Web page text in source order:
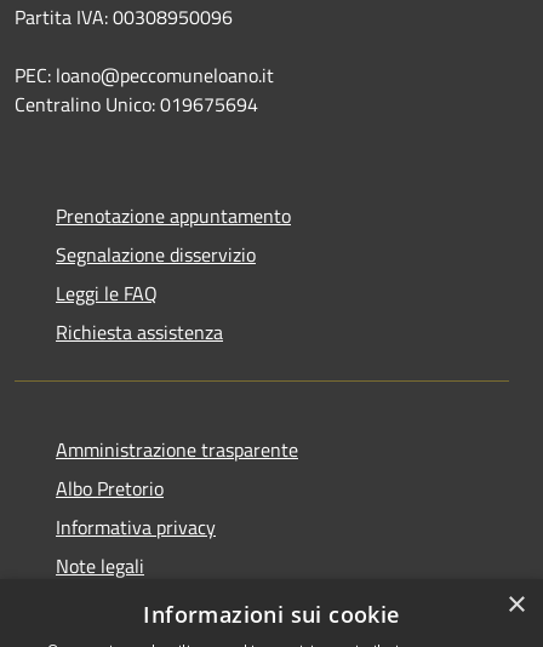
Partita IVA: 00308950096
PEC: loano@peccomuneloano.it
Centralino Unico: 019675694
Prenotazione appuntamento
Segnalazione disservizio
Leggi le FAQ
Richiesta assistenza
Amministrazione trasparente
Albo Pretorio
Informativa privacy
Note legali
Dichiarazione di accessibilità
×
Informazioni sui cookie